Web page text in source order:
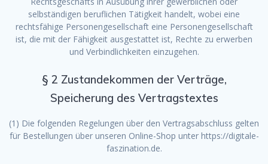
selbständigen beruflichen Tätigkeit handelt, wobei eine
rechtsfähige Personengesellschaft eine Personengesellschaft
ist, die mit der Fähigkeit ausgestattet ist, Rechte zu erwerben
und Verbindlichkeiten einzugehen.
§ 2 Zustandekommen der Verträge,
Speicherung des Vertragstextes
(1) Die folgenden Regelungen über den Vertragsabschluss gelten
für Bestellungen über unseren Online-Shop unter https://digitale-
faszination.de.